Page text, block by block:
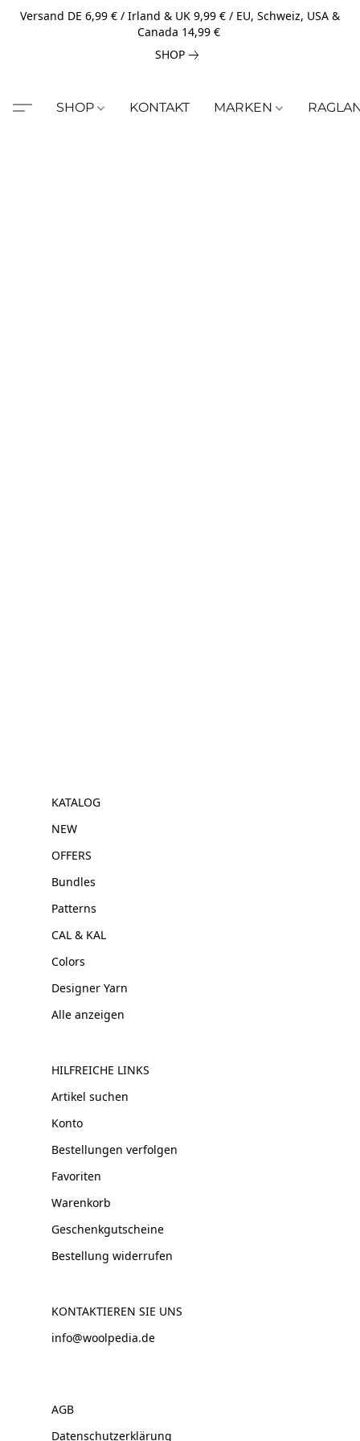
Versand DE 6,99 € / Irland & UK 9,99 € / EU, Schweiz, USA &
Canada 14,99 €
SHOP
SHOP KONTAKT MARKEN
KATALOG
NEW
OFFERS
Bundles
Patterns
CAL & KAL
Colors
Designer Yarn
Alle anzeigen
HILFREICHE LINKS
Artikel suchen
Konto
Bestellungen verfolgen
Favoriten
Warenkorb
Geschenkgutscheine
Bestellung widerrufen
KONTAKTIEREN SIE UNS
info@woolpedia.de
AGB
Datenschutzerklärung